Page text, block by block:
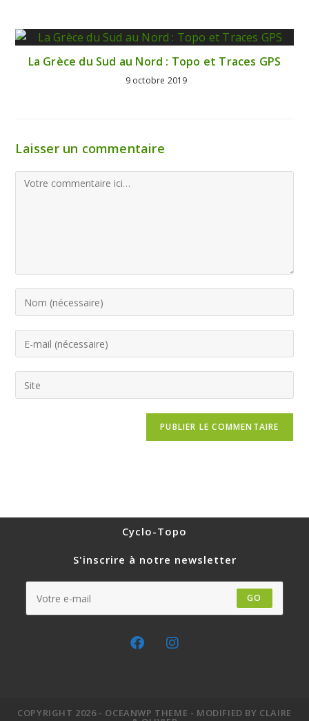
La Grèce du Sud au Nord : Topo et Traces GPS
9 octobre 2019
Laisser un commentaire
Cyclo-Topo
S'inscrire à notre newsletter
GO
COPYRIGHT 2026 - OCEANWP THEME - MODIFIED BY CLAIRE